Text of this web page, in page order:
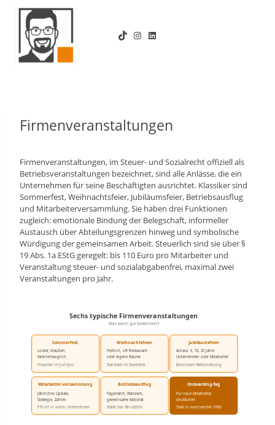
Zum
Inhalt
springen
TikTokInstagram
LinkedIn
Firmenveranstaltungen
Firmenveranstaltungen, im Steuer- und Sozialrecht offiziell als
Betriebsveranstaltungen bezeichnet, sind alle Anlässe, die ein
Unternehmen für seine Beschäftigten ausrichtet. Klassiker sind
Sommerfest, Weihnachtsfeier, Jubiläumsfeier, Betriebsausflug
und Mitarbeiterversammlung. Sie haben drei Funktionen
zugleich: emotionale Bindung der Belegschaft, informeller
Austausch über Abteilungsgrenzen hinweg und symbolische
Würdigung der gemeinsamen Arbeit. Steuerlich sind sie über §
19 Abs. 1a EStG geregelt: bis 110 Euro pro Mitarbeiter und
Veranstaltung steuer- und sozialabgabenfrei, maximal zwei
Veranstaltungen pro Jahr.
Sechs typische Firmenveranstaltungen
Was wann gut funktioniert
Sommerfest
Locker, draußen,
familientauglich
Klassiker im Juni/Juli
Weihnachtsfeier
Festlich, oft Restaurant
oder eigene Räume
Standard im Dezember
Jubiläumsfeier
Anlass: 5, 10, 25 Jahre
Unternehmen oder Mitarbeiter
Besondere Wertschätzung
Mitarbeiter-versammlung
Jährliches Update,
Strategie, Zahlen
Pflicht in vielen Unternehmen
Betriebsausflug
Tagesfahrt, Wandern,
gemeinsame Aktivität
Stärkt das Wir-Gefühl
Onboarding-Tag
Für neue Mitarbeiter,
strukturiert
Stark in wachsenden KMU